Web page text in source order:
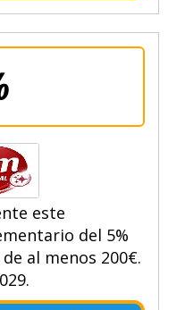
este
del 5%
al menos 200€.